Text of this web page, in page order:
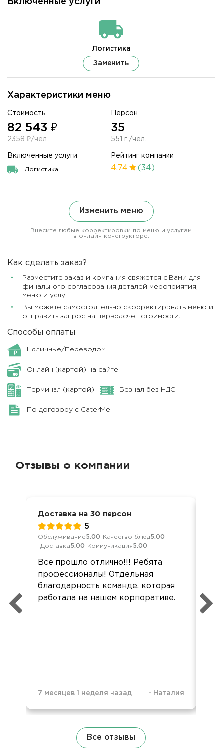
Характеристики меню
Стоимость
82 543 ₽
2358 ₽/чел
Персон
35
551 г./чел.
Включенные услуги
Логистика
Рейтинг компании
4.74 (34)
Изменить меню
Внесите любые корректировки по меню и услугам
в онлайн конструкторе.
Включенные услуги
Логистика
Заменить
Как сделать заказ?
Разместите заказ и компания свяжется с Вами для
финального согласования деталей мероприятия,
меню и услуг.
Вы можете самостоятельно скорректировать меню и
отправить запрос на перерасчет стоимости.
Способы оплаты
Наличные/Переводом
Онлайн (картой) на сайте
Терминал (картой) Безнал без НДС
По договору с CaterMe
Отзывы о компании
Доставка на 30 персон
5
Обслуживание5.00 Качество блюд5.00
Доставка5.00 Коммуникация5.00
Все прошло отлично!!! Ребята
профессионалы! Отдельная
благодарность команде, которая
работала на нашем корпоративе.
7 месяцев 1 неделя назад - Наталия
но
Все отзывы